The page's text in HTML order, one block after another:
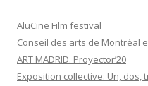
i
o
n
AluCine Film festival
Conseil des arts de Montréal
ART MADRID. Proyector’20
Exposition collective: Un, dos,